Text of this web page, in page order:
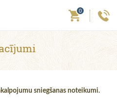
0
sniegšanas noteikumi.